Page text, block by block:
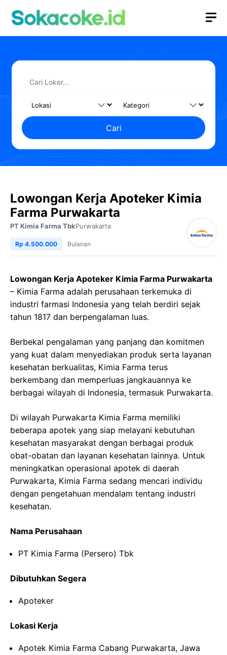
Cari
Lowongan Kerja Apoteker Kimia
Farma Purwakarta
PT Kimia Farma TbkPurwakarta
Rp 4.500.000 Bulanan
Lowongan Kerja Apoteker Kimia Farma Purwakarta
– Kimia Farma adalah perusahaan terkemuka di
industri farmasi Indonesia yang telah berdiri sejak
tahun 1817 dan berpengalaman luas.
Berbekal pengalaman yang panjang dan komitmen
yang kuat dalam menyediakan produk serta layanan
kesehatan berkualitas, Kimia Farma terus
berkembang dan memperluas jangkauannya ke
berbagai wilayah di Indonesia, termasuk Purwakarta.
Di wilayah Purwakarta Kimia Farma memiliki
beberapa apotek yang siap melayani kebutuhan
kesehatan masyarakat dengan berbagai produk
obat-obatan dan layanan kesehatan lainnya. Untuk
meningkatkan operasional apotek di daerah
Purwakarta, Kimia Farma sedang mencari individu
dengan pengetahuan mendalam tentang industri
kesehatan.
Nama Perusahaan
PT Kimia Farma (Persero) Tbk
Dibutuhkan Segera
Apoteker
Lokasi Kerja
Apotek Kimia Farma Cabang Purwakarta, Jawa